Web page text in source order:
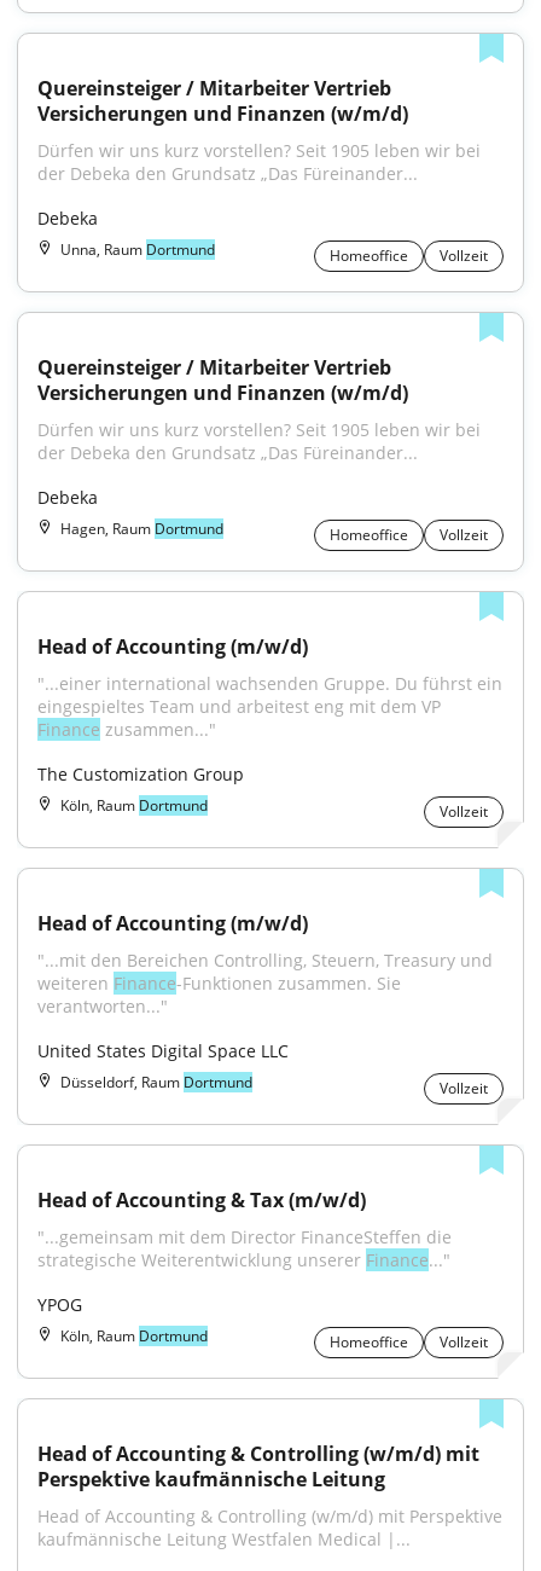
Quereinsteiger / Mitarbeiter Vertrieb
Versicherungen und Finanzen (w/m/d)
Dürfen wir uns kurz vorstellen? Seit 1905 leben wir bei
der Debeka den Grundsatz „Das Füreinander...
Debeka
Unna, Raum Dortmund Homeoffice Vollzeit
Quereinsteiger / Mitarbeiter Vertrieb
Versicherungen und Finanzen (w/m/d)
Dürfen wir uns kurz vorstellen? Seit 1905 leben wir bei
der Debeka den Grundsatz „Das Füreinander...
Debeka
Hagen, Raum Dortmund Homeoffice Vollzeit
Head of Accounting (m/w/d)
"...einer international wachsenden Gruppe. Du führst ein
Finance zusammen..."
The Customization Group
Köln, Raum Dortmund Vollzeit
Head of Accounting (m/w/d)
"...mit den Bereichen Controlling, Steuern, Treasury und
weiteren Finance-Funktionen zusammen. Sie
verantworten..."
United States Digital Space LLC
Düsseldorf, Raum Dortmund Vollzeit
Head of Accounting & Tax (m/w/d)
"...gemeinsam mit dem Director FinanceSteffen die
strategische Weiterentwicklung unserer Finance..."
YPOG
Köln, Raum Dortmund Homeoffice Vollzeit
Head of Accounting & Controlling (w/m/d) mit
Perspektive kaufmännische Leitung
Head of Accounting & Controlling (w/m/d) mit Perspektive
kaufmännische Leitung Westfalen Medical |...